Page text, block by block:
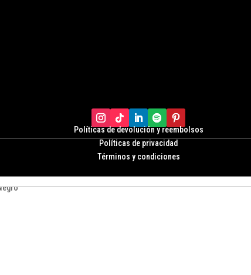
Políticas de devolución y reembolsos
Políticas de privacidad
Términos y condiciones